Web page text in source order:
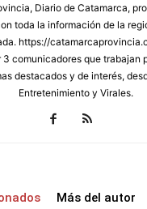
Diario de Catamarca,
toda la información de la
https://
3 comunicadores que trabajan
destacados y de interés,
Entretenimiento y Virales.
Más del autor